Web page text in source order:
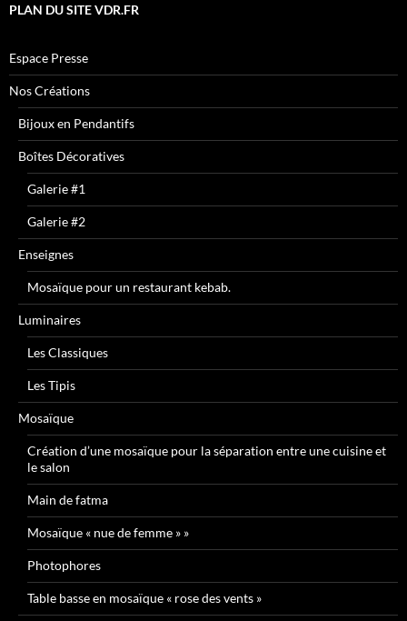
PLAN DU SITE VDR.FR
Espace Presse
Nos Créations
Bijoux en Pendantifs
Boîtes Décoratives
Galerie #1
Galerie #2
Enseignes
Mosaïque pour un restaurant kebab.
Luminaires
Les Classiques
Les Tipis
Mosaïque
Création d’une mosaïque pour la séparation entre une cuisine et
le salon
Main de fatma
Mosaïque « nue de femme » »
Photophores
Table basse en mosaïque « rose des vents »